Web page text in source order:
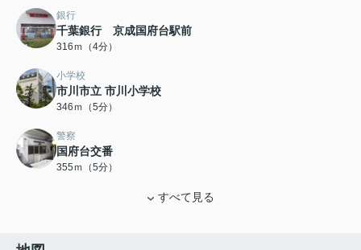
銀行
千葉銀行 京成国府台駅前
316ｍ（4分）
小学校
市川市立 市川小学校
346ｍ（5分）
警察
国府台交番
355ｍ（5分）
すべて見る